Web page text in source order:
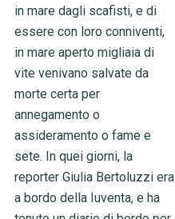
in mare dagli scafisti, e di
essere con loro conniventi,
in mare aperto migliaia di
vite venivano salvate da
morte certa per
annegamento o
assideramento o fame e
sete. In quei giorni, la
reporter Giulia Bertoluzzi era
a bordo della Iuventa, e ha